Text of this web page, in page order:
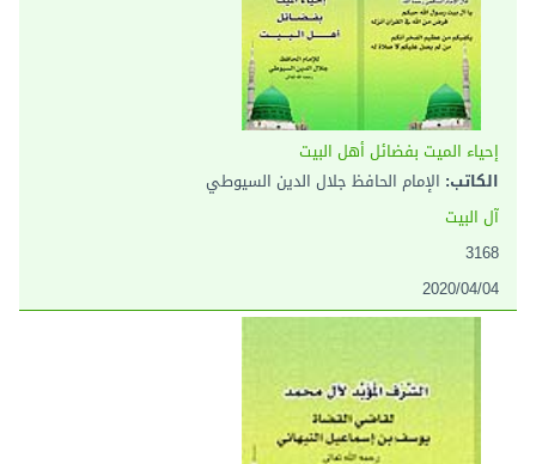
إحياء الميت بفضائل أهل البيت
الكاتب: الإمام الحافظ جلال الدين السيوطي
آل البيت
3168
2020/04/04